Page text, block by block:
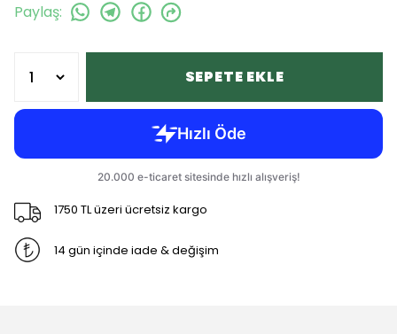
Paylaş:
SEPETE EKLE
1750 TL üzeri ücretsiz kargo
14 gün içinde iade & değişim